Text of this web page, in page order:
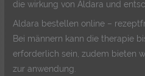
die wirkung von Aldara und
Aldara bestellen online –
Bei männern kann die therapie
erforderlich sein, zudem bieten
zur anwendung.